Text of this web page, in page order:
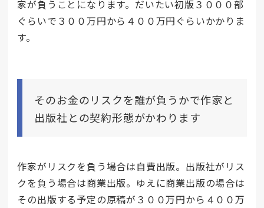
家が負うことになります。だいたい初版３０００部
ぐらいで３００万円から４００万円ぐらいかかりま
す。
そのお金のリスクを誰が負うかで作家と
出版社との契約形態がかわります
作家がリスクを負う場合は自費出版。出版社がリス
クを負う場合は商業出版。ゆえに商業出版の場合は
その出版する予定の原稿が３００万円から４００万